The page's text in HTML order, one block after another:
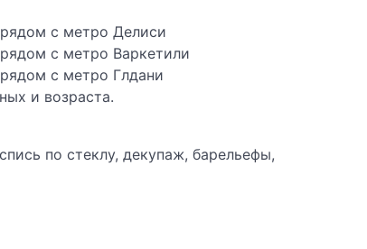
рядом с метро Делиси
рядом с метро Варкетили
рядом с метро Глдани
и возраста.
по стеклу, декупаж, барельефы,